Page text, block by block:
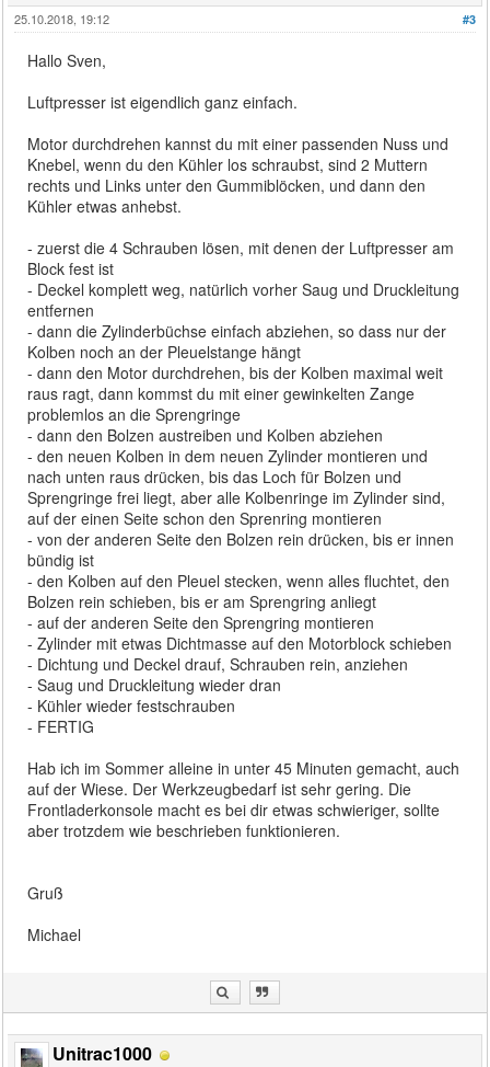
#3
25.10.2018, 19:12
Hallo Sven,
Luftpresser ist eigendlich ganz einfach.
Motor durchdrehen kannst du mit einer passenden Nuss und
Knebel, wenn du den Kühler los schraubst, sind 2 Muttern
rechts und Links unter den Gummiblöcken, und dann den
Kühler etwas anhebst.
- zuerst die 4 Schrauben lösen, mit denen der Luftpresser am
Block fest ist
- Deckel komplett weg, natürlich vorher Saug und Druckleitung
entfernen
- dann die Zylinderbüchse einfach abziehen, so dass nur der
Kolben noch an der Pleuelstange hängt
- dann den Motor durchdrehen, bis der Kolben maximal weit
raus ragt, dann kommst du mit einer gewinkelten Zange
problemlos an die Sprengringe
- dann den Bolzen austreiben und Kolben abziehen
- den neuen Kolben in dem neuen Zylinder montieren und
nach unten raus drücken, bis das Loch für Bolzen und
Sprengringe frei liegt, aber alle Kolbenringe im Zylinder sind,
auf der einen Seite schon den Sprenring montieren
- von der anderen Seite den Bolzen rein drücken, bis er innen
bündig ist
- den Kolben auf den Pleuel stecken, wenn alles fluchtet, den
Bolzen rein schieben, bis er am Sprengring anliegt
- auf der anderen Seite den Sprengring montieren
- Zylinder mit etwas Dichtmasse auf den Motorblock schieben
- Dichtung und Deckel drauf, Schrauben rein, anziehen
- Saug und Druckleitung wieder dran
- Kühler wieder festschrauben
- FERTIG
Hab ich im Sommer alleine in unter 45 Minuten gemacht, auch
auf der Wiese. Der Werkzeugbedarf ist sehr gering. Die
Frontladerkonsole macht es bei dir etwas schwieriger, sollte
aber trotzdem wie beschrieben funktionieren.
Gruß
Michael
Unitrac1000